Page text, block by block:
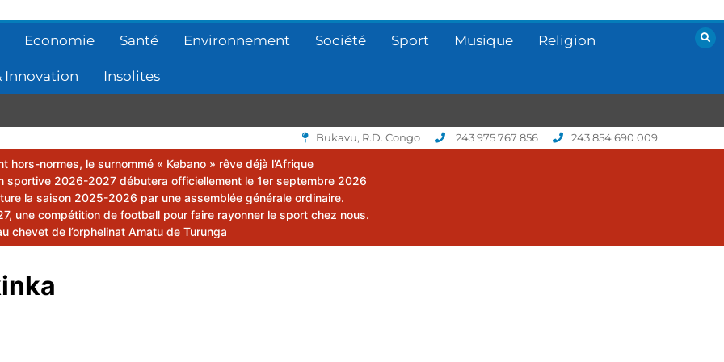
Economie Santé Environnement Société Sport Musique Religion
Innovation Insolites
Bukavu, R.D. Congo 243 975 767 856 243 854 690 009
hors-normes, le surnommé « Kebano » rêve déjà l’Afrique
sportive 2026-2027 débutera officiellement le 1er septembre 2026
la saison 2025-2026 par une assemblée générale ordinaire.
une compétition de football pour faire rayonner le sport chez nous.
chevet de l’orphelinat Amatu de Turunga